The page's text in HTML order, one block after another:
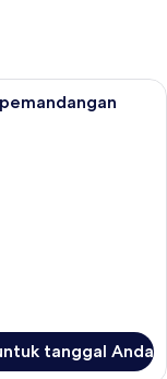
1 kamar tidur,
tanggal Anda